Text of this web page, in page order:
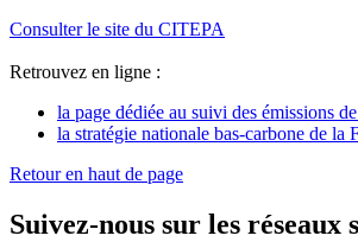
Consulter le site du CITEPA
Retrouvez en ligne :
la page dédiée au suivi des émissions
la stratégie nationale bas-carbone de la
Retour en haut de page
Suivez-nous sur les réseaux